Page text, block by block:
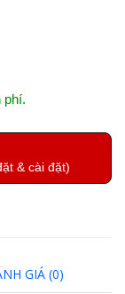
phí.
& cài đặt)
GIÁ (0)